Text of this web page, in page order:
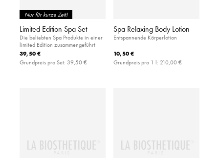
Nur für kurze Zeit!
Limited Edition Spa Set
Die beliebten Spa Produkte in einer
limited Edition zusammengeführt
39,50 €
Grundpreis pro Set: 39,50 €
Spa Relaxing Body Lotion
Entspannende Körperlotion
10,50 €
Grundpreis pro 1 l: 210,00 €